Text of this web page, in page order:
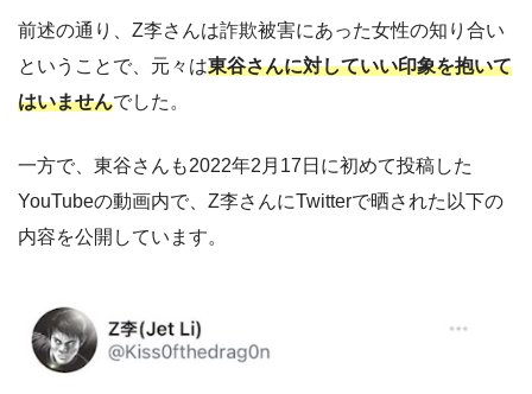
前述の通り、Z李さんは詐欺被害にあった女性の知り合い
ということで、元々は東谷さんに対していい印象を抱いて
はいませんでした。
一方で、東谷さんも2022年2月17日に初めて投稿した
YouTubeの動画内で、Z李さんにTwitterで晒された以下の
内容を公開しています。